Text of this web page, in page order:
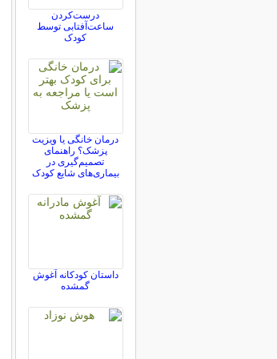
درست‌کردن
ساعت‌آفتابی توسط
کودک
درمان خانگی یا ویزیت
پزشک؟ راهنمای
تصمیم‌گیری در
بیماری‌های شایع کودک
داستان کودکانه آغوش
گمشده